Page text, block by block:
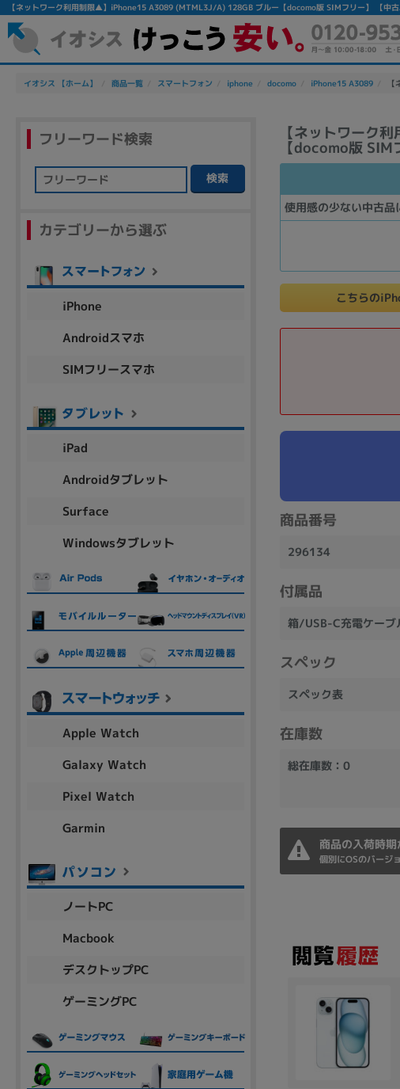
【ネットワーク利用制限▲】iPhone15 A3089 (MTML3J/A) 128GB ブルー【docomo版 SIMフリー】 【中古
イオシス 【ホーム】 商品一覧 スマートフォン iphone docomo iPhone15 A3089
【ネットワーク
【docomo版 SIM
使用感の少ない中古品
こちらの
商品番号
296134
付属品
箱/USB-C充電ケー
スペック
スペック表
在庫数
総在庫数：0
商品の入荷時
個別にOSのバージ
フリーワード検索
検索
カテゴリーから選ぶ
iPhone
Androidスマホ
SIMフリースマホ
iPad
Androidタブレット
Surface
Windowsタブレット
Apple Watch
Galaxy Watch
Pixel Watch
Garmin
ノートPC
Macbook
デスクトップPC
ゲーミングPC
か
除外ワード
人気の検索ワード：Let's note EliteBook
商品シリーズ名・ブランド名の絞り込み。
aspire Inspiron
商品の搭載機能による絞り込み
Webカメラ内蔵
ランク
商品状態の絞り込み
新品/未使用 中古 新品 Aランク Bランク
MacOS ChromeOS
容量
~
円 ～